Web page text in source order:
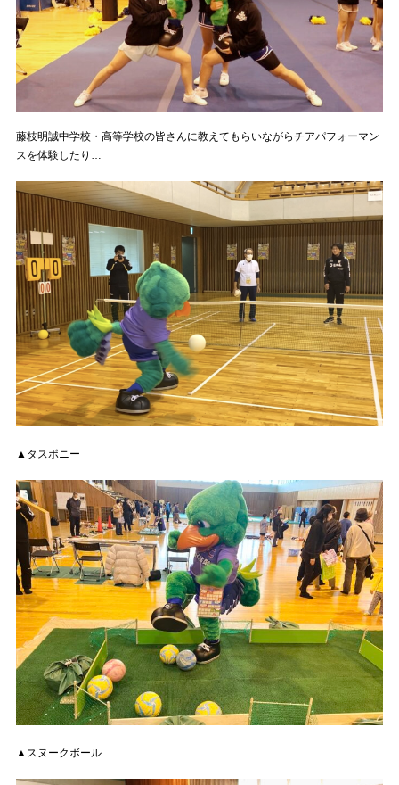
藤枝明誠中学校・高等学校の皆さんに教えてもらいながらチアパフォーマン
スを体験したり…
▲タスポニー
▲スヌークボール